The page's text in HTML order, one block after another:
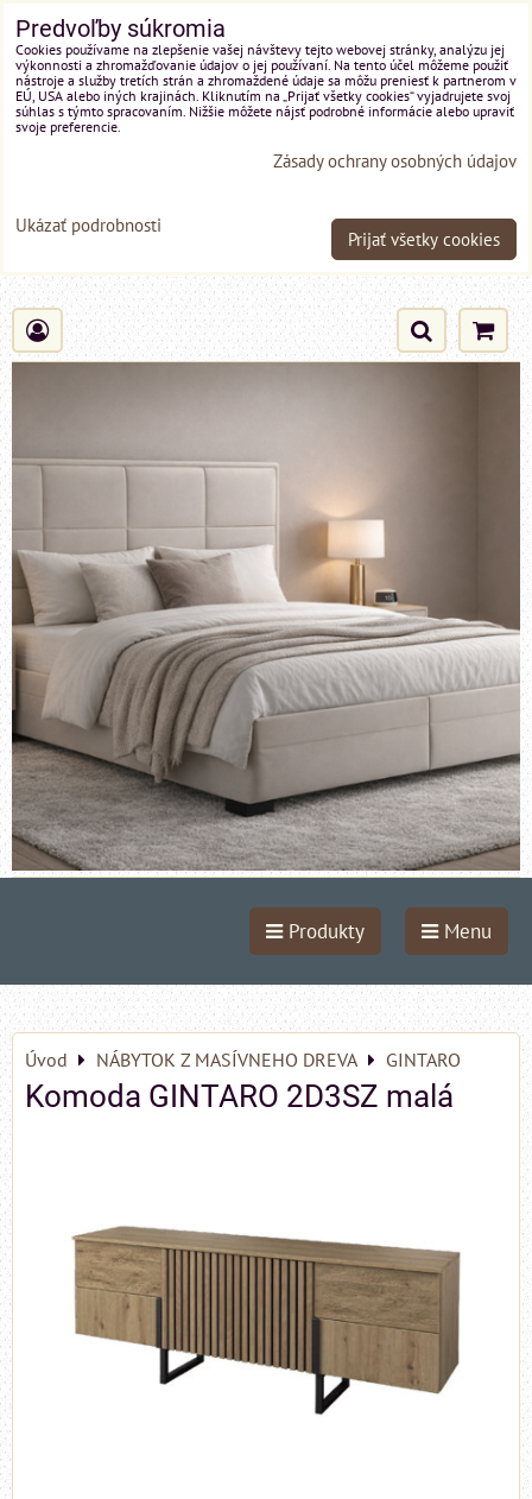
Produkty Menu
Úvod NÁBYTOK Z MASÍVNEHO DREVA GINTARO
Komoda GINTARO 2D3SZ malá
Predvoľby súkromia
Cookies používame na zlepšenie vašej návštevy tejto webovej stránky, analýzu jej
výkonnosti a zhromažďovanie údajov o jej používaní. Na tento účel môžeme použiť
nástroje a služby tretích strán a zhromaždené údaje sa môžu preniesť k partnerom v
EÚ, USA alebo iných krajinách. Kliknutím na „Prijať všetky cookies“ vyjadrujete svoj
súhlas s týmto spracovaním. Nižšie môžete nájsť podrobné informácie alebo upraviť
svoje preferencie.
Zásady ochrany osobných údajov
Ukázať podrobnosti
Prijať všetky cookies